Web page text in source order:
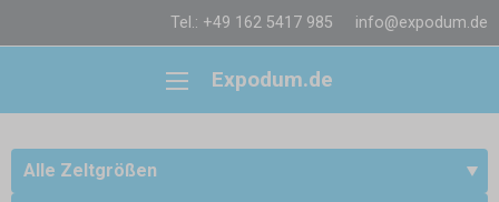
Tel.: +49 162 5417 985 info@expodum.de
Expodum.de
Alle Zeltgrößen